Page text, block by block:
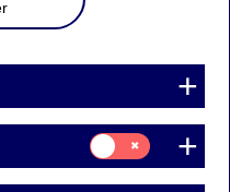
Samtykke
til:
Statistikk